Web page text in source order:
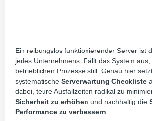
Ein reibungslos funktionierender Server ist
jedes Unternehmens. Fällt das System
betrieblichen Prozesse still. Genau hier
systematische Serverwartung Checkliste
dabei, teure Ausfallzeiten radikal zu
Sicherheit zu erhöhen und nachhaltig die
Performance zu verbessern